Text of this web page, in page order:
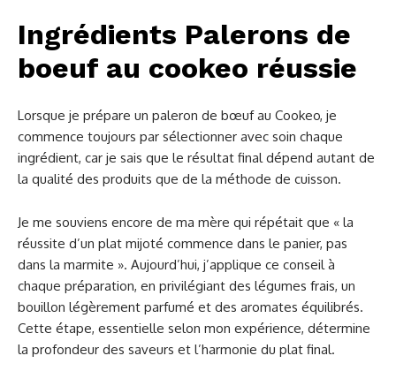
Ingrédients Palerons de
boeuf au cookeo réussie
Lorsque je prépare un paleron de bœuf au Cookeo, je
commence toujours par sélectionner avec soin chaque
ingrédient, car je sais que le résultat final dépend autant de
la qualité des produits que de la méthode de cuisson.
Je me souviens encore de ma mère qui répétait que « la
réussite d’un plat mijoté commence dans le panier, pas
dans la marmite ». Aujourd’hui, j’applique ce conseil à
chaque préparation, en privilégiant des légumes frais, un
bouillon légèrement parfumé et des aromates équilibrés.
Cette étape, essentielle selon mon expérience, détermine
la profondeur des saveurs et l’harmonie du plat final.